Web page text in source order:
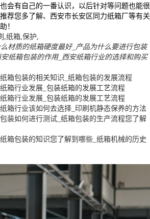
会有自己的一番认识，以后针对等问题也能很
荐您多了解、西安市长安区同力纸箱厂等有关
！
纸箱 保护
么材质的纸箱硬度最好_产品为什么要进行包装
安纸箱包装的作用_西安纸箱行业的选择和购买
箱包装的相关知识_纸箱包装的发展流程
箱行业发展_包装纸箱的发展工艺流程
箱行业发展_包装纸箱的发展工艺流程
箱行业该如何去选择_印刷机静态保养的方法
装如何进行测试_纸箱包装的生产流程您了解
箱包装的知识您了解到哪些_纸箱机械的历史